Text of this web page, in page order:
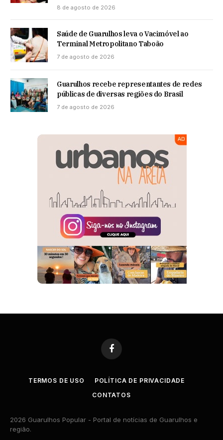
8 de agosto de 2026
Saúde de Guarulhos leva o Vacimóvel ao
Terminal Metropolitano Taboão
7 de agosto de 2026
Guarulhos recebe representantes de redes
públicas de diversas regiões do Brasil
7 de agosto de 2026
Facebook
TERMOS DE USO
POLÍTICA DE PRIVACIDADE
CONTATOS
2026 Guarulhos Popular - Portal de notícias de Guarulhos e
região.